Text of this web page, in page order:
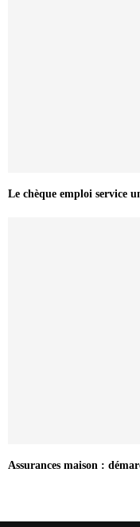
Le chèque emploi service
Assurances maison :